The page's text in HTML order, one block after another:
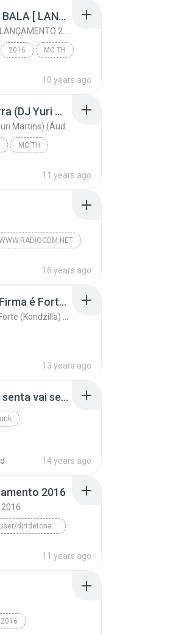
HOJE É DIA DE BAILE ´TREM BALA [ LANÇAMENTO 2016 ]
2016 MC TH
10 years ago
MC TH - Balança a Água Porra (DJ Yuri Martins) (Áudio Oficial) Lançamento 2016
MC TH
11 years ago
16 years ago
Mc Neguinho do Caxeta - A Firma é Forte (Kondzilla) Lançamento 2013
13 years ago
bonde das maravilhas senta senta vai senta.mp3
14 years ago
2016
youtube.com/user/djrtdetonafunk
11 years ago
2016